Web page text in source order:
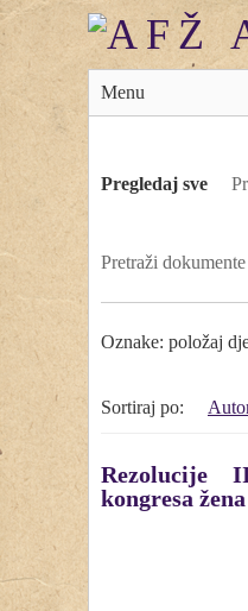
Menu
Pregledaj sve
Pretraži dokumente
Oznake: položaj
Sortiraj po:
Rezolucije
kongresa